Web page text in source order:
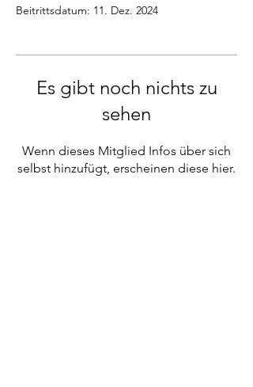
Beitrittsdatum: 11. Dez. 2024
Es gibt noch nichts zu
sehen
Wenn dieses Mitglied Infos über sich
selbst hinzufügt, erscheinen diese hier.